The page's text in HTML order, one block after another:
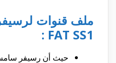
FAT SS1 :